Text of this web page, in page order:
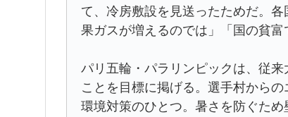
て、冷房敷設を見送ったためだ。
果ガスが増えるのでは」「国の貧富
パリ五輪・パラリンピックは、従
ことを目標に掲げる。選手村から
環境対策のひとつ。暑さを防ぐた